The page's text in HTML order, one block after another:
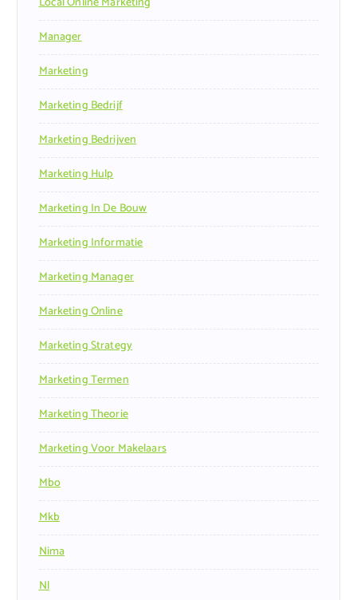
Manager
Marketing
Marketing Bedrijf
Marketing Bedrijven
Marketing Hulp
Marketing In De Bouw
Marketing Informatie
Marketing Manager
Marketing Online
Marketing Strategy
Marketing Termen
Marketing Theorie
Marketing Voor Makelaars
Mbo
Mkb
Nima
Nl